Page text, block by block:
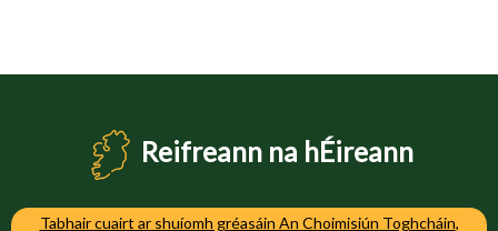
Reifreann na hÉireann
Tabhair cuairt ar shuíomh gréasáin An Choimisiún Toghcháin,